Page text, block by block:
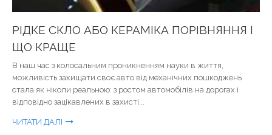
РІДКЕ СКЛО АБО КЕРАМІКА ПОРІВНЯННЯ І
ЩО КРАЩЕ
В наш час з колосальним проникненням науки в життя,
можливість захищати своє авто від механічних пошкоджень
стала як ніколи реальною: з ростом автомобілів на дорогах і
відповідно зацікавлених в захисті...
ЧИТАТИ ДАЛІ